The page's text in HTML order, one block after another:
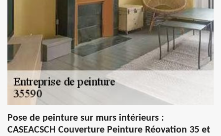
Pose de peinture sur murs intérieurs :
CASEACSCH Couverture Peinture Réovation 35 et